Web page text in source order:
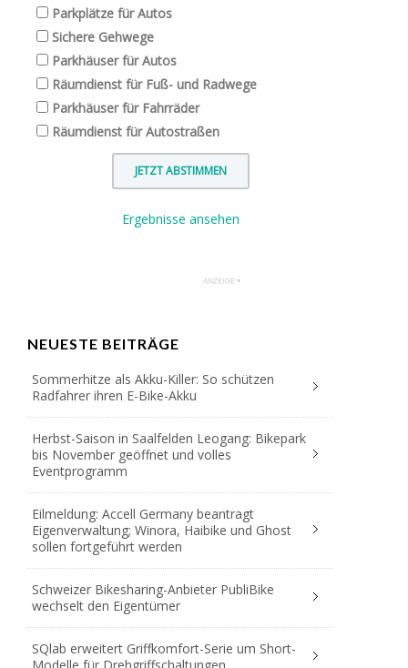
Parkplätze für Autos
Sichere Gehwege
Parkhäuser für Autos
Räumdienst für Fuß- und Radwege
Parkhäuser für Fahrräder
Räumdienst für Autostraßen
Ergebnisse ansehen
NEUESTE BEITRÄGE
Sommerhitze als Akku-Killer: So schützen
Radfahrer ihren E-Bike-Akku
Herbst-Saison in Saalfelden Leogang: Bikepark
bis November geöffnet und volles
Eventprogramm
Eilmeldung: Accell Germany beantragt
Eigenverwaltung; Winora, Haibike und Ghost
sollen fortgeführt werden
Schweizer Bikesharing-Anbieter PubliBike
wechselt den Eigentümer
SQlab erweitert Griffkomfort-Serie um Short-